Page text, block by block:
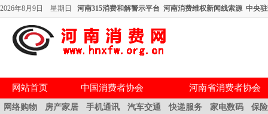
2026年8月9日 星期日 河南315消费和解警示平台 河南消费维权新闻线索源 中央
网站首页 中国消费者协会 河南省消费者协会
网络购物 房产家居 手机通讯 汽车交通 快递服务 家电数码 保